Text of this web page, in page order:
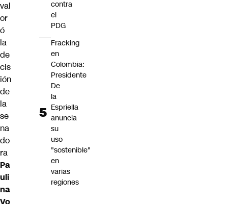
val
or
ó
la
de
cis
ión
de
la
se
na
do
ra
Pa
uli
na
contra
el
PDG
Fracking
en
Colombia:
Presidente
De
la
Espriella
anuncia
su
uso
"sostenible"
en
varias
regiones